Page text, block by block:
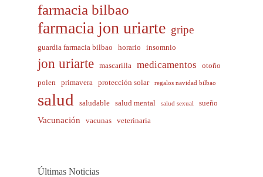
farmacia bilbao
farmacia jon uriarte gripe
guardia farmacia bilbao horario insomnio
jon uriarte mascarilla medicamentos
otoño
polen
primavera protección solar regalos navidad bilbao
salud saludable salud mental salud sexual sueño
Vacunación vacunas veterinaria
Últimas Noticias